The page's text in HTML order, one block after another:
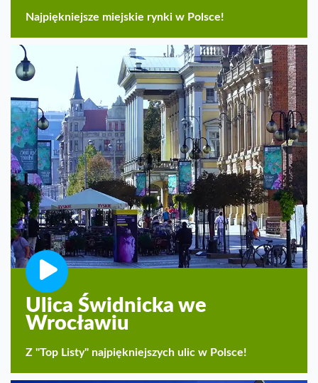
Najpiękniejsze miejskie rynki w Polsce!
Ulica Świdnicka we
Wrocławiu
Z "Top Listy" najpiękniejszych ulic w Polsce!